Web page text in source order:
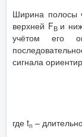
Ширина полосы
верхней FВ и
учётом его
сигнала
где tn –